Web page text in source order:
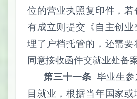
位的营业执照复印件，若
有成立则提交《自主创业
理了户档托管的，还需要
同意接收函件交就业处备案
第三十一条 毕业生
目就业，根据当年国家或